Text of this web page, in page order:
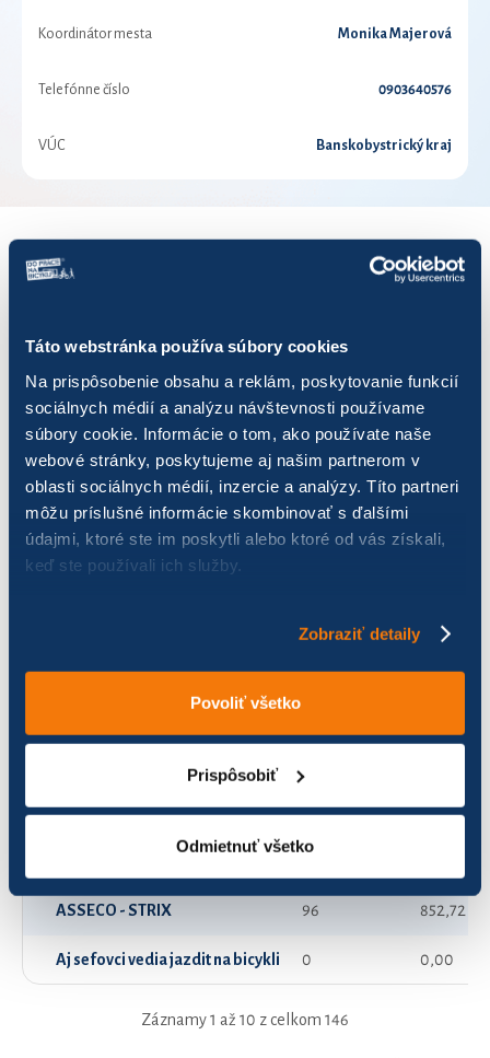
Táto webstránka používa súbory cookies
Na prispôsobenie obsahu a reklám, poskytovanie funkcií
sociálnych médií a analýzu návštevnosti používame
súbory cookie. Informácie o tom, ako používate naše
webové stránky, poskytujeme aj našim partnerom v
oblasti sociálnych médií, inzercie a analýzy. Títo partneri
môžu príslušné informácie skombinovať s ďalšími
údajmi, ktoré ste im poskytli alebo ktoré od vás získali,
keď ste používali ich služby.
Zobraziť detaily
Povoliť všetko
Prispôsobiť
Odmietnuť všetko
Koordinátor mesta Monika Majerová
Telefónne číslo 0903640576
VÚC Banskobystrický kraj
VÝSLEDKY PRE ROK 2018
Zobraziť výsledkov
Názov Počet jázd
1. cevysbiketeam 31
30+
ASSECO - Ničomníci 117 1 295,90
ASSECO - STRIX 96 852,72
Aj sefovci vedia jazdit na bicykli 0 0,00
Záznamy 1 až 10 z celkom 146